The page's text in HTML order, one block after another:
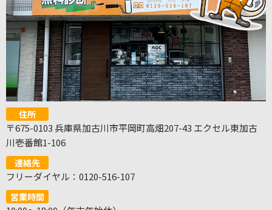
住所
〒675-0103 兵庫県加古川市平岡町高畑207-43 エクセル東加古
川壱番館1-106
連絡先
フリーダイヤル：0120-516-107
営業時間